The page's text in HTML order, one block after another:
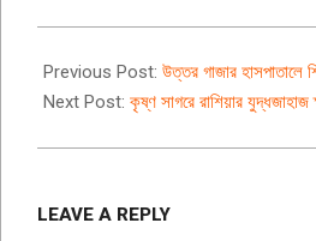
03-
05
Previous Post: উত্তর গাজার হাসপাতালে
Next Post: কৃষ্ণ সাগরে রাশিয়ার যুদ্ধজাহাজ
LEAVE A REPLY